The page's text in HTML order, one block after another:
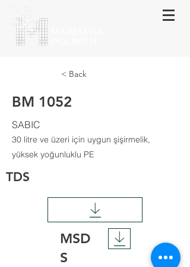
< Back
BM 1052
SABIC
30 litre ve üzeri için uygun şişirmelik,
yüksek yoğunluklu PE
TDS
MSD
S